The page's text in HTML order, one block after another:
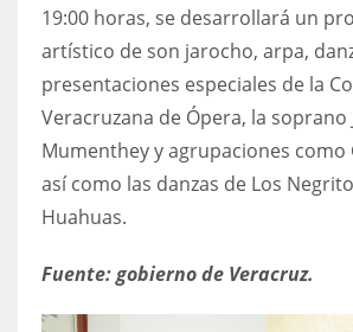
19:00 horas, se desarrollará un
artístico de son jarocho, arpa,
presentaciones especiales de la
Veracruzana de Ópera, la soprano
Mumenthey y agrupaciones como
así como las danzas de Los
Huahuas.
Fuente: gobierno de Veracruz.